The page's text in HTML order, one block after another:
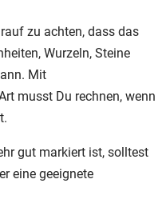
zu achten, dass das
Wurzeln, Steine
Mit
musst Du rechnen, wenn
gut markiert ist, solltest
eine geeignete